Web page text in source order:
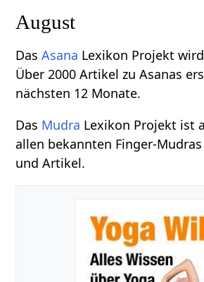
August
DasAsana Lexikon Projekt
Über 2000 Artikel zu Asanas
nächsten 12 Monate.
Das Mudra Lexikon Projekt ist
allen bekannten Finger-
und Artikel.